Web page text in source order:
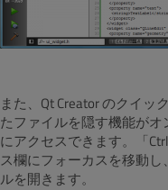
また、Qt Creator のクイ
たファイルを隠す機能が
にアクセスできます。「
ス欄にフォーカスを移動
ルを開きます。